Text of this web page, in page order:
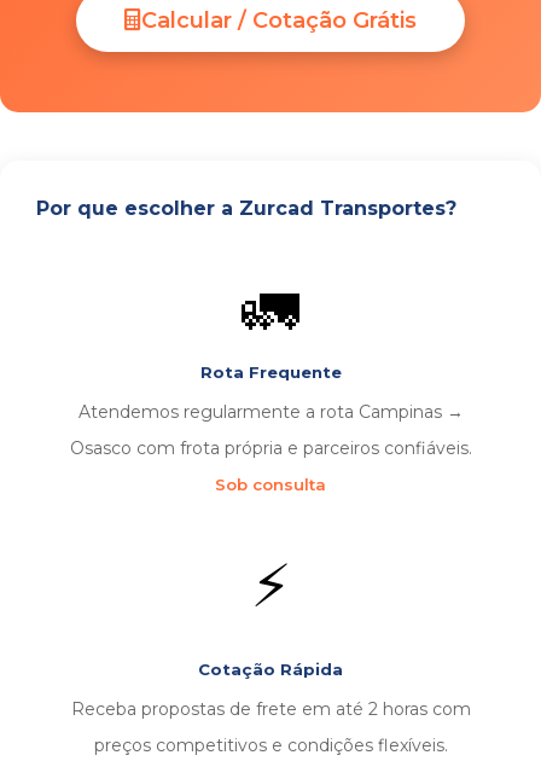
Calcular / Cotação Grátis
Por que escolher a Zurcad Transportes?
🚛
Rota Frequente
Atendemos regularmente a rota Campinas →
Osasco com frota própria e parceiros confiáveis.
Sob consulta
⚡
Cotação Rápida
Receba propostas de frete em até 2 horas com
preços competitivos e condições flexíveis.